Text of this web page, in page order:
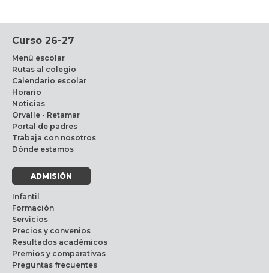
Curso 26-27
Menú escolar
Rutas al colegio
Calendario escolar
Horario
Noticias
Orvalle - Retamar
Portal de padres
Trabaja con nosotros
Dónde estamos
ADMISIÓN
Infantil
Formación
Servicios
Precios y convenios
Resultados académicos
Premios y comparativas
Preguntas frecuentes